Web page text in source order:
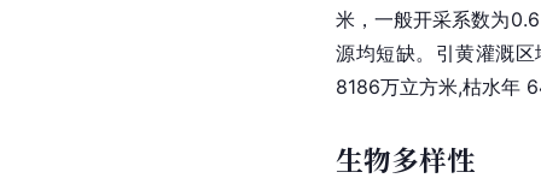
米，一般开采系数为
源均短缺。引黄灌溉
8186万立方米,枯水年
生物多样性